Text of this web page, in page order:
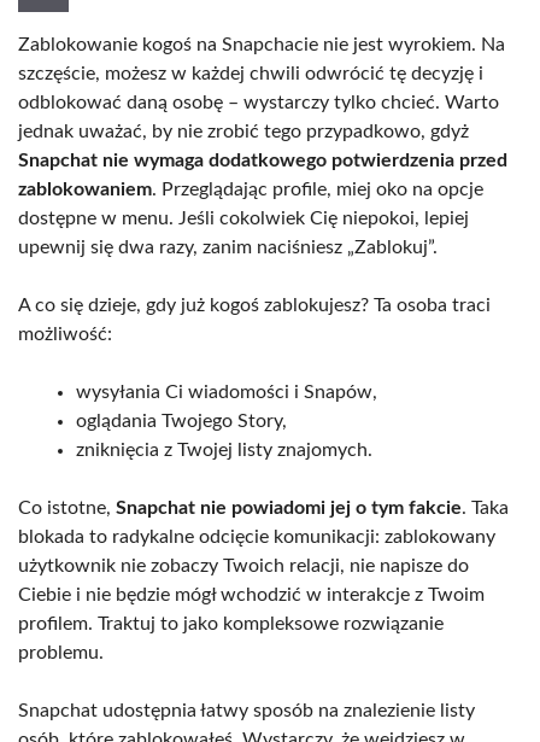
Zablokowanie kogoś na Snapchacie nie jest wyrokiem. Na
szczęście, możesz w każdej chwili odwrócić tę decyzję i
odblokować daną osobę – wystarczy tylko chcieć. Warto
jednak uważać, by nie zrobić tego przypadkowo, gdyż
Snapchat nie wymaga dodatkowego potwierdzenia przed
zablokowaniem. Przeglądając profile, miej oko na opcje
dostępne w menu. Jeśli cokolwiek Cię niepokoi, lepiej
upewnij się dwa razy, zanim naciśniesz „Zablokuj”.
A co się dzieje, gdy już kogoś zablokujesz? Ta osoba traci
możliwość:
wysyłania Ci wiadomości i Snapów,
oglądania Twojego Story,
zniknięcia z Twojej listy znajomych.
Co istotne, Snapchat nie powiadomi jej o tym fakcie. Taka
blokada to radykalne odcięcie komunikacji: zablokowany
użytkownik nie zobaczy Twoich relacji, nie napisze do
Ciebie i nie będzie mógł wchodzić w interakcje z Twoim
profilem. Traktuj to jako kompleksowe rozwiązanie
problemu.
Snapchat udostępnia łatwy sposób na znalezienie listy